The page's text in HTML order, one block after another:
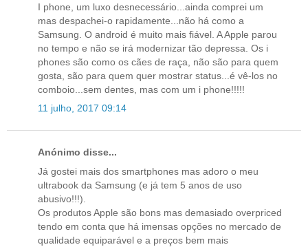
I phone, um luxo desnecessário...ainda comprei um
mas despachei-o rapidamente...não há como a
Samsung. O android é muito mais fiável. A Apple parou
no tempo e não se irá modernizar tão depressa. Os i
phones são como os cães de raça, não são para quem
gosta, são para quem quer mostrar status...é vê-los no
comboio...sem dentes, mas com um i phone!!!!!
11 julho, 2017 09:14
Anónimo disse...
Já gostei mais dos smartphones mas adoro o meu
ultrabook da Samsung (e já tem 5 anos de uso
abusivo!!!).
Os produtos Apple são bons mas demasiado overpriced
tendo em conta que há imensas opções no mercado de
qualidade equiparável e a preços bem mais